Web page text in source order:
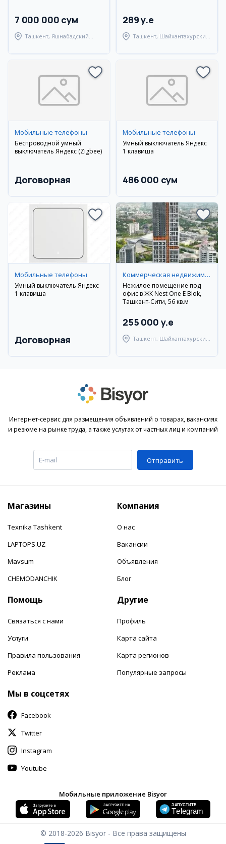
7 000 000 сум
Ташкент, Яшнабадский
289 y.e
Ташкент, Шайхантахурский
Мобильные телефоны
Беспроводной умный
выключатель Яндекс (Zigbee)
Договорная
Мобильные телефоны
Умный выключатель Яндекс
1 клавиша
486 000 сум
Мобильные телефоны
Умный выключатель Яндекс
1 клавиша
Договорная
Коммерческая недвижимость
Нежилое помещение под
офис в ЖК Nest One E Blok,
Ташкент-Сити, 56 кв.м
255 000 y.e
Ташкент, Шайхантахурский
Интернет-сервис для размещения объявлений о товарах, вакансиях
и резюме на рынке труда, а также услугах от частных лиц и компаний
Отправить
Магазины
Texnika Tashkent
LAPTOPS.UZ
Mavsum
CHEMODANCHIK
Компания
О нас
Вакансии
Объявления
Блог
Помощь
Связаться с нами
Услуги
Правила пользования
Реклама
Другие
Профиль
Карта сайта
Карта регионов
Популярные запросы
Мы в соцсетях
Facebook
Twitter
Instagram
Youtube
Мобильные приложение Bisyor
© 2018-2026 Bisyor - Все права защищены